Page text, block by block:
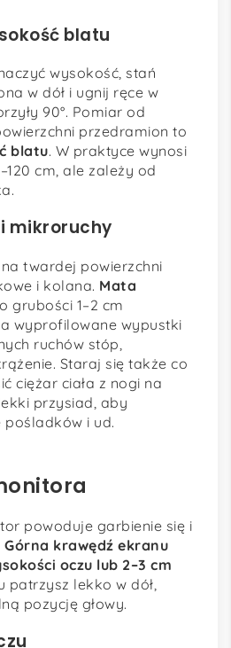
blatu
wysokość, stań
w dół i ugnij ręce w
90°. Pomiar od
przedramion to
blatu. W praktyce wynosi
cm, ale zależy od
mikroruchy
na twardej powierzchni
i kolana. Mata
o grubości 1–2 cm
wyprofilowane wypustki
ruchów stóp,
Staraj się także co
ciężar ciała z nogi na
przysiad, aby
i ud.
powoduje garbienie się i
Górna krawędź ekranu
oczu lub 2–3 cm
patrzysz lekko w dół,
pozycję głowy.